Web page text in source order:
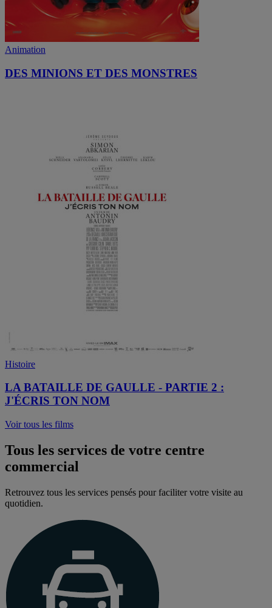
Animation
DES MINIONS ET DES MONSTRES
Histoire
LA BATAILLE DE GAULLE - PARTIE 2 :
J'ÉCRIS TON NOM
Voir tous les films
Tous les services de votre centre
commercial
Retrouvez tous les services pensés pour faciliter votre visite au
quotidien.